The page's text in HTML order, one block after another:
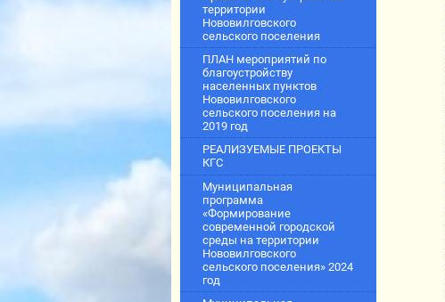
территории
Нововилговского
сельского поселения
ПЛАН мероприятий по
благоустройству
населенных пунктов
Нововилговского
сельского поселения на
2019 год
РЕАЛИЗУЕМЫЕ ПРОЕКТЫ
КГС
Муниципальная
программа
«Формирование
современной городской
среды на территории
Нововилговского
сельского поселения» 2024
год